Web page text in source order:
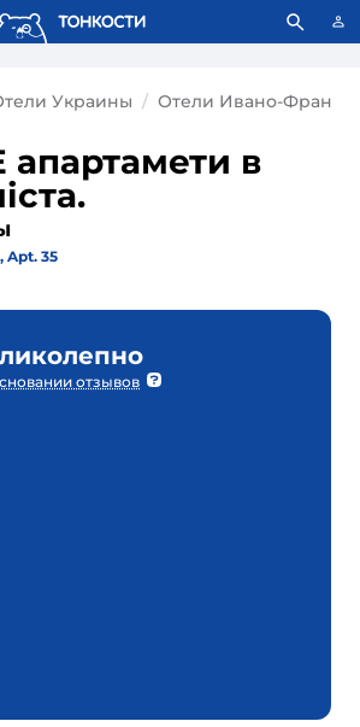
сookie-файлы. Что это значит?
Украины Отели Ивано-
апартамети в
Apt. 35
отзывов